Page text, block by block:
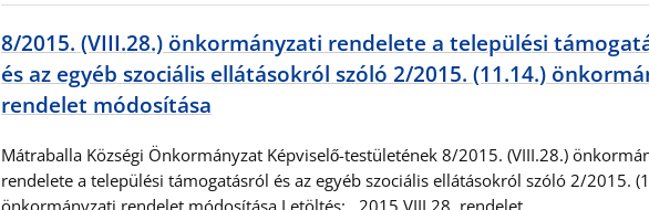
8/2015. (VIII.28.) önkormányzati rendelete a települési
és az egyéb szociális ellátásokról szóló 2/2015. (11.14.)
rendelet módosítása
Mátraballa Községi Önkormányzat Képviselő-testületének 8/2015. (VIII.28.)
rendelete a települési támogatásról és az egyéb szociális ellátásokról szóló 2/2015.
önkormányzati rendelet módosítása Letöltés: 2015.VIII.28. rendelet